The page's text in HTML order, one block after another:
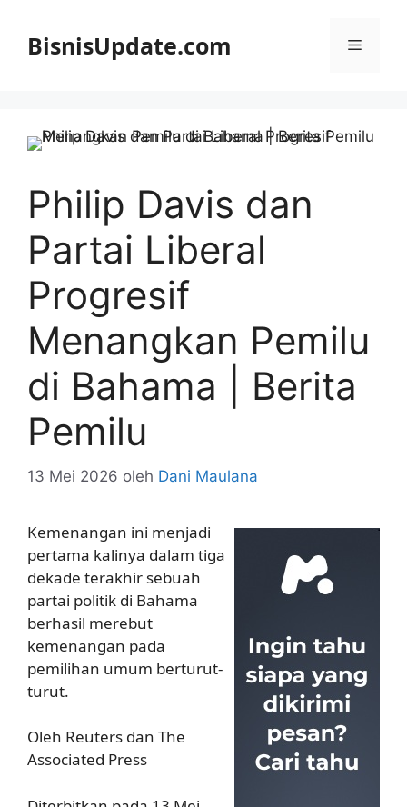
BisnisUpdate.com Menu
Philip Davis dan
Partai Liberal
Progresif
Menangkan Pemilu
di Bahama | Berita
Pemilu
13 Mei 2026 oleh Dani Maulana
Kemenangan ini menjadi
pertama kalinya dalam tiga
dekade terakhir sebuah
partai politik di Bahama
berhasil merebut
kemenangan pada
pemilihan umum berturut-
turut.
Oleh Reuters dan The
Associated Press